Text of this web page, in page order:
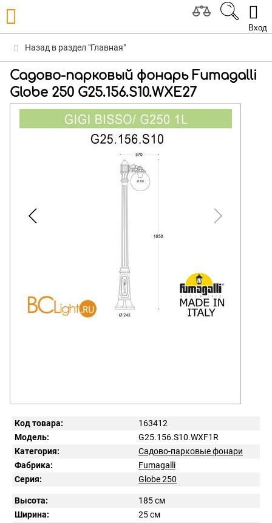
Вход
Назад в раздел "Главная"
Садово-парковый фонарь Fumagalli
Globe 250 G25.156.S10.WXE27
Код товара:
163412
Модель:
G25.156.S10.WXF1R
Категория:
Садово-парковые фонари
Фабрика:
Fumagalli
Серия:
Globe 250
Высота:
185 см
Ширина:
25 см